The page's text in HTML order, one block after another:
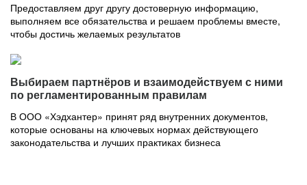
Предоставляем друг другу достоверную информацию,
выполняем все обязательства и решаем проблемы вместе,
чтобы достичь желаемых результатов
Выбираем партнёров и взаимодействуем с ними
по регламентированным правилам
В ООО «Хэдхантер» принят ряд внутренних документов,
которые основаны на ключевых нормах действующего
законодательства и лучших практиках бизнеса